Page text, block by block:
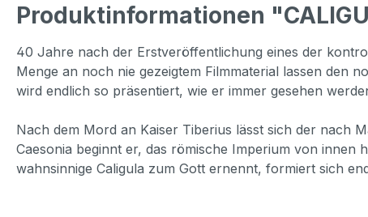
Produktinformationen
40 Jahre nach der Erstveröffentlichung eines der
Menge an noch nie gezeigtem Filmmaterial lassen den
wird endlich so präsentiert, wie er immer gesehen
Nach dem Mord an Kaiser Tiberius lässt sich der nach
Caesonia beginnt er, das römische Imperium von
wahnsinnige Caligula zum Gott ernennt, formiert sich